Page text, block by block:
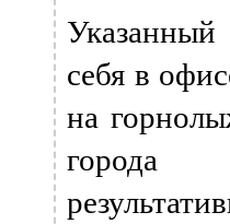
Указанный
себя в
на
города